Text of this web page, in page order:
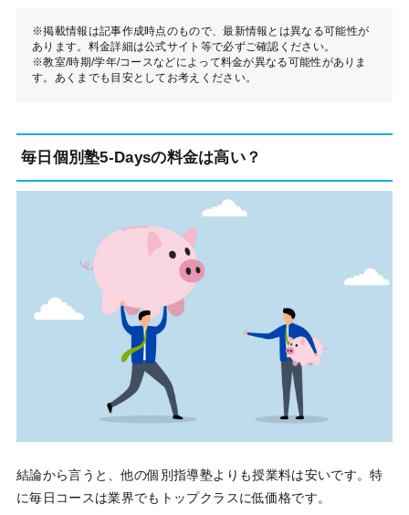
※掲載情報は記事作成時点のもので、最新情報とは異なる可能性が
あります。料金詳細は公式サイト等で必ずご確認ください。
※教室/時期/学年/コースなどによって料金が異なる可能性がありま
す。あくまでも目安としてお考えください。
毎日個別塾5-Daysの料金は高い？
結論から言うと、他の個別指導塾よりも授業料は安いです。特
に毎日コースは業界でもトップクラスに低価格です。